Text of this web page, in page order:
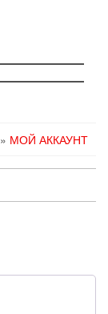
» МОЙ АККАУНТ